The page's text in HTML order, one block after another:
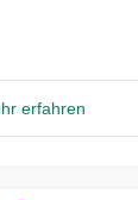
erfahren